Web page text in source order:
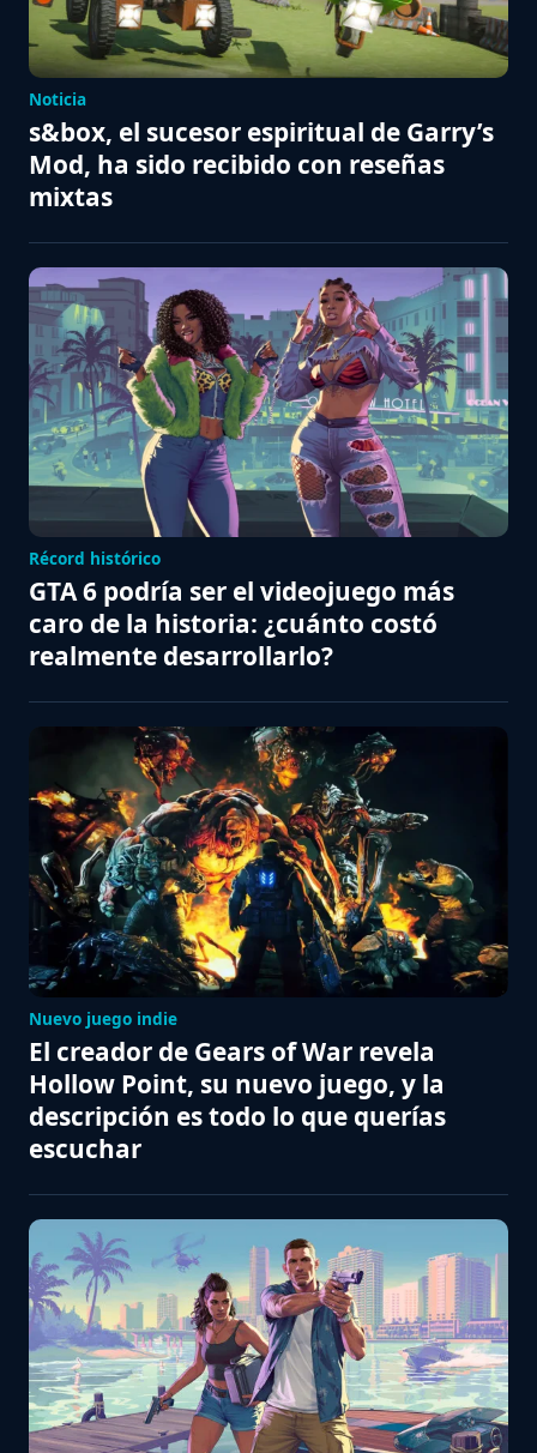
Noticia
s&box, el sucesor espiritual de Garry’s
Mod, ha sido recibido con reseñas
mixtas
Récord histórico
GTA 6 podría ser el videojuego más
caro de la historia: ¿cuánto costó
realmente desarrollarlo?
Nuevo juego indie
El creador de Gears of War revela
Hollow Point, su nuevo juego, y la
descripción es todo lo que querías
escuchar